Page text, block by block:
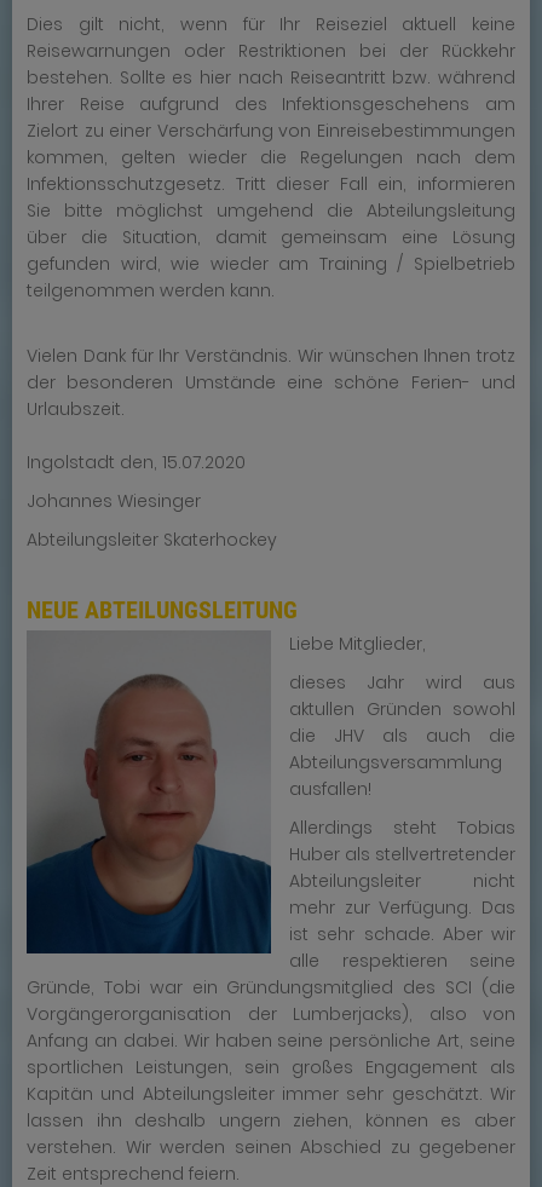
Dies gilt nicht, wenn für Ihr Reiseziel aktuell keine
Reisewarnungen oder Restriktionen bei der Rückkehr
bestehen. Sollte es hier nach Reiseantritt bzw. während
Ihrer Reise aufgrund des Infektionsgeschehens am
Zielort zu einer Verschärfung von Einreisebestimmungen
kommen, gelten wieder die Regelungen nach dem
Infektionsschutzgesetz. Tritt dieser Fall ein, informieren
Sie bitte möglichst umgehend die Abteilungsleitung
über die Situation, damit gemeinsam eine Lösung
gefunden wird, wie wieder am Training / Spielbetrieb
teilgenommen werden kann.
Vielen Dank für Ihr Verständnis. Wir wünschen Ihnen trotz
der besonderen Umstände eine schöne Ferien- und
Urlaubszeit.
Ingolstadt den, 15.07.2020
Johannes Wiesinger
Abteilungsleiter Skaterhockey
NEUE ABTEILUNGSLEITUNG
Liebe Mitglieder,
dieses Jahr wird aus
aktullen Gründen sowohl
die JHV als auch die
Abteilungsversammlung
ausfallen!
Allerdings steht Tobias
Huber als stellvertretender
Abteilungsleiter nicht
mehr zur Verfügung. Das
ist sehr schade. Aber wir
alle respektieren seine
Gründe, Tobi war ein Gründungsmitglied des SCI (die
Vorgängerorganisation der Lumberjacks), also von
Anfang an dabei. Wir haben seine persönliche Art, seine
sportlichen Leistungen, sein großes Engagement als
Kapitän und Abteilungsleiter immer sehr geschätzt. Wir
lassen ihn deshalb ungern ziehen, können es aber
verstehen. Wir werden seinen Abschied zu gegebener
Zeit entsprechend feiern.